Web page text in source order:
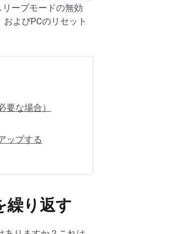
ープモードの無効
よびPCのリセット
な場合）
ップする
繰り返す